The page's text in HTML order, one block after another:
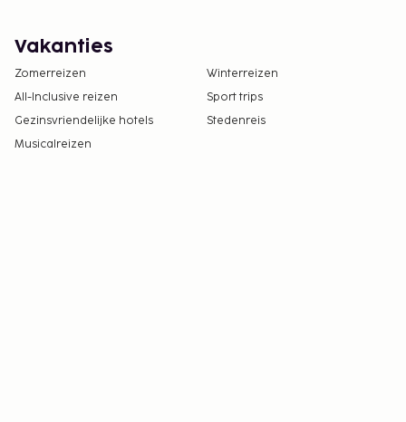
Vakanties
Zomerreizen
Winterreizen
All-Inclusive reizen
Sport trips
Gezinsvriendelijke hotels
Stedenreis
Musicalreizen